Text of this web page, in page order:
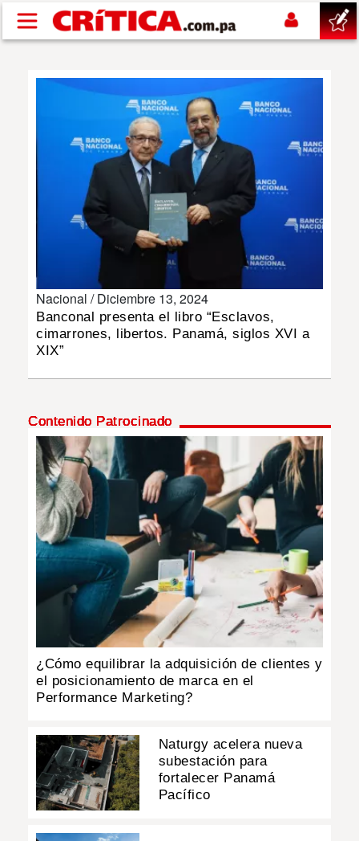
Pasar al contenido principal
DEPORTES
MUNDO
MULTIMEDIA
IMPRESO
Nacional /Diciembre 13, 2024
Banconal presenta el libro “Esclavos,
cimarrones, libertos. Panamá, siglos XVI a
XIX”
Contenido Patrocinado
¿Cómo equilibrar la adquisición de clientes y
el posicionamiento de marca en el
Performance Marketing?
Naturgy acelera nueva
subestación para
fortalecer Panamá
Pacífico